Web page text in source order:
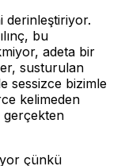
derinleştiriyor.
bu
adeta bir
susturulan
sessizce bizimle
kelimeden
gerçekten
çünkü